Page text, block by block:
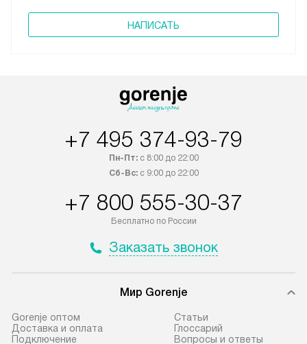
НАПИСАТЬ
+7 495 374-93-79
Пн-Пт:с 8:00 до 22:00
Сб-Вс:с 9:00 до 22:00
+7 800 555-30-37
Бесплатно по России
Заказать звонок
Мир Gorenje
Gorenje оптом
Доставка и оплата
Подключение
Cтатьи
Глоссарий
Вопросы и ответы